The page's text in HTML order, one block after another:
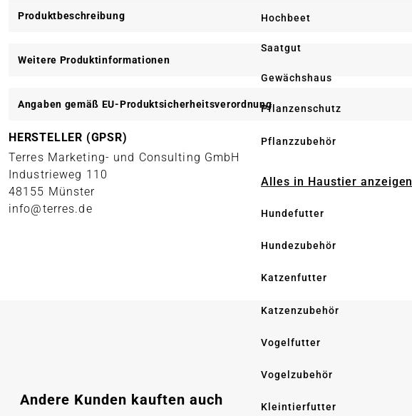
Hochbeet
Saatgut
Gewächshaus
Pflanzenschutz
Pflanzzubehör
Alles in Haustier anzeigen
Hundefutter
Hundezubehör
Katzenfutter
Katzenzubehör
Vogelfutter
Vogelzubehör
Kleintierfutter
Produktbeschreibung
Weitere Produktinformationen
Angaben gemäß EU-Produktsicherheitsverordnung
HERSTELLER (GPSR)
Terres Marketing- und Consulting GmbH
Industrieweg 110
48155 Münster
info@terres.de
Produktgalerie überspringen
Andere Kunden kauften auch